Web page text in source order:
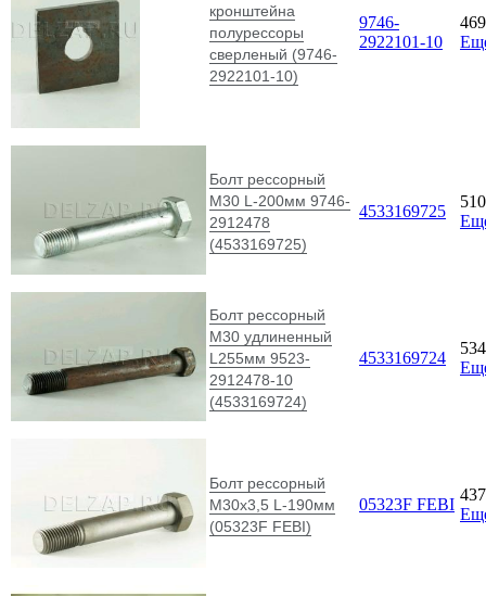
кронштейна
полурессоры
сверленый (9746-
2922101-10)
9746-
2922101-10
Болт рессорный
М30 L-200мм 9746-
2912478
(4533169725)
4533169725
Болт рессорный
М30 удлиненный
L255мм 9523-
2912478-10
(4533169724)
4533169724
Болт рессорный
М30х3,5 L-190мм
(05323F FEBI)
05323F FEBI